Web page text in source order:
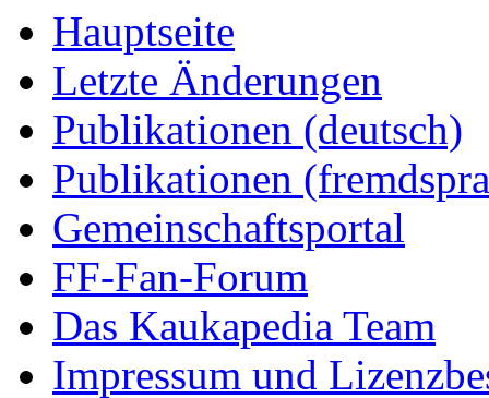
Hauptseite
Letzte Änderungen
Publikationen (deutsch)
Publikationen
Gemeinschaftsportal
FF-Fan-Forum
Das Kaukapedia Team
Impressum und